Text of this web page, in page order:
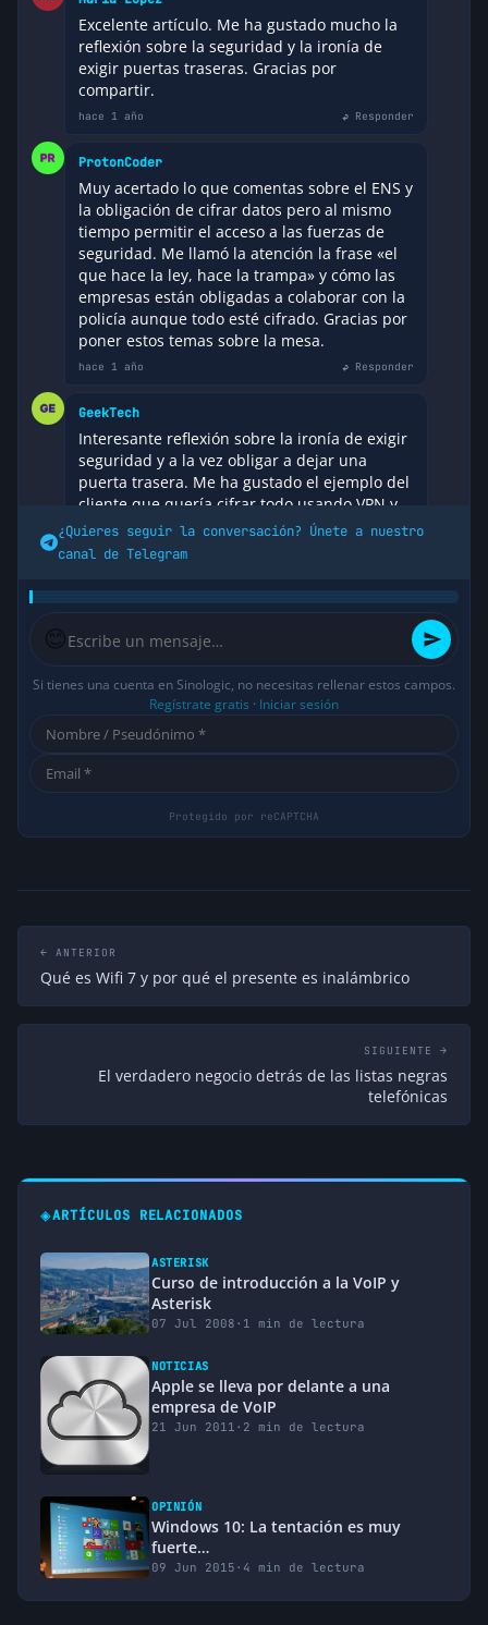
Excelente artículo. Me ha gustado mucho la
reflexión sobre la seguridad y la ironía de
exigir puertas traseras. Gracias por
compartir.
hace 1 año ↩ Responder
ProtonCoder
Muy acertado lo que comentas sobre el ENS y
la obligación de cifrar datos pero al mismo
tiempo permitir el acceso a las fuerzas de
seguridad. Me llamó la atención la frase «el
que hace la ley, hace la trampa» y cómo las
empresas están obligadas a colaborar con la
policía aunque todo esté cifrado. Gracias por
poner estos temas sobre la mesa.
hace 1 año ↩ Responder
GeekTech
Interesante reflexión sobre la ironía de exigir
seguridad y a la vez obligar a dejar una
puerta trasera. Me ha gustado el ejemplo del
cliente que quería cifrar todo usando VPN y
SRTP, y cómo al salir a la red telefónica la
llamada va en claro por la PSTN. Es un buen
recordatorio de que la seguridad absoluta es
hace 1 año ↩ Responder
ZeroCool
Me parece que exageras un poco; hay
opciones para equilibrar la privacidad y la
colaboración con las autoridades.
hace 12 meses ↩ Responder
¿Quieres seguir la conversación? Únete a nuestro
canal de Telegram
😊
Si tienes una cuenta en Sinologic, no necesitas rellenar estos campos.
Regístrate gratis · Iniciar sesión
← ANTERIOR
Qué es Wifi 7 y por qué el presente es inalámbrico
SIGUIENTE →
El verdadero negocio detrás de las listas negras
telefónicas
◈ARTÍCULOS RELACIONADOS
ASTERISK
Curso de introducción a la VoIP y
Asterisk
07 Jul 2008 · 1 min de lectura
NOTICIAS
Apple se lleva por delante a una
empresa de VoIP
21 Jun 2011 · 2 min de lectura
OPINIÓN
Windows 10: La tentación es muy
fuerte…
09 Jun 2015 · 4 min de lectura